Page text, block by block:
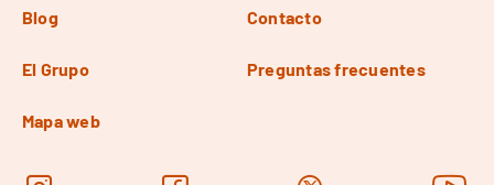
Blog Contacto
El Grupo Preguntas frecuentes
Mapa web